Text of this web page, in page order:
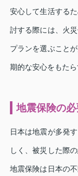
安心して生活する
討する際には、火
プランを選ぶこと
期的な安心をもたら
地震保険の
日本は地震が多発
しく、被災した際
地震保険は日本の